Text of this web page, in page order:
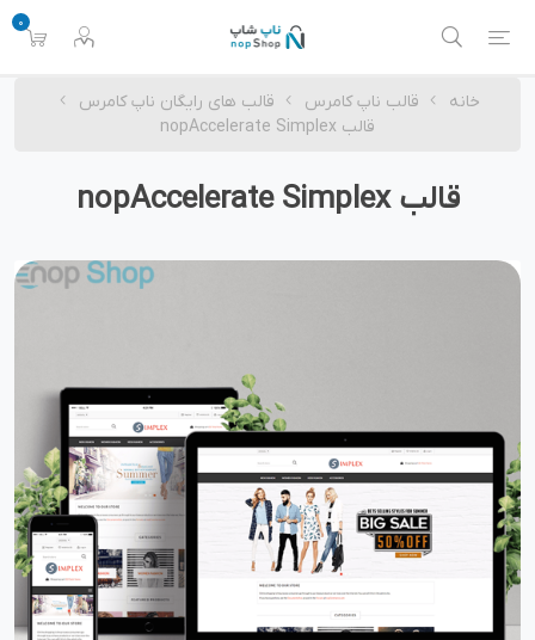
0
خانه قالب ناپ کامرس
قالب های رایگان ناپ کامرس
قالب nopAccelerate Simplex
قالب nopAccelerate Simplex